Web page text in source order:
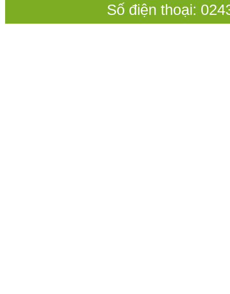
Số điện thoại: